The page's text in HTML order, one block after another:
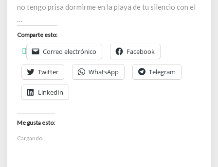
no tengo prisa dormirme en la playa de tu silencio con el
…
Comparte esto:
Correo electrónico Facebook
Twitter WhatsApp Telegram
LinkedIn
Me gusta esto:
Cargando...